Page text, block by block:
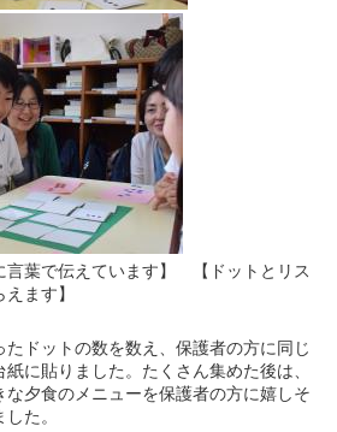
葉で伝えています】 【ドットとリス
ます】
ドットの数を数え、保護者の方に同じ
に貼りました。たくさん集めた後は、
夕食のメニューを保護者の方に嬉しそ
た。